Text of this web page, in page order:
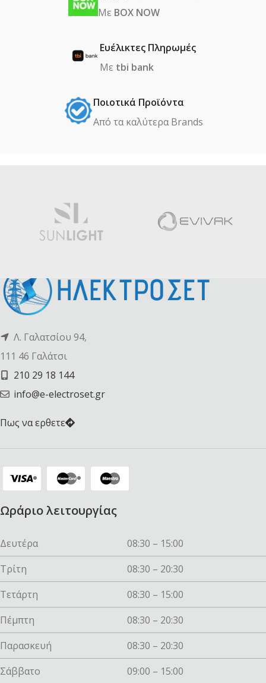
Με BOX NOW
Ευέλικτες Πληρωμές
Με tbi bank
Ποιοτικά Προϊόντα
Από τα καλύτερα Βrands
Λ. Γαλατσίου 94,
111 46 Γαλάτσι
210 29 18 144
info@e-electroset.gr
Πως να ερθετε
Ωράριο λειτουργίας
Δευτέρα
08:30 – 15:00
Τρίτη
08:30 – 20:30
Τετάρτη
08:30 – 15:00
Πέμπτη
08:30 – 20:30
Παρασκευή
08:30 – 20:30
Σάββατο
09:00 – 15:00